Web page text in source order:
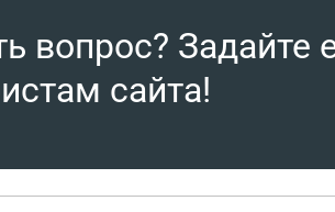
вопрос? Задайте
сайта!